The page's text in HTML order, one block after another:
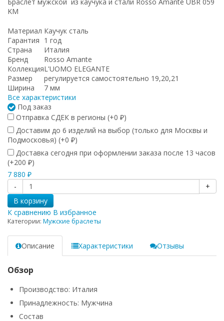
KM
Материал Каучук сталь
Гарантия 1 год
Страна
Италия
Бренд
Rosso Amante
КоллекцияL'UOMO ELEGANTE
Размер
регулируется самостоятельно 19,20,21
Ширина
7 мм
Все характеристики
Под заказ
Отправка СДЕК в регионы (+0 ₽)
Доставим до 6 изделий на выбор (только для Москвы и
Подмосковья) (+0 ₽)
Доставка сегодня при оформлении заказа после 13 часов
(+200 ₽)
7 880 ₽
-
+
В корзину
К сравнению В избранное
Категории: Мужские браслеты
Описание Характеристики Отзывы
Обзор
Производство: Италия
Принадлежность: Мужчина
Состав